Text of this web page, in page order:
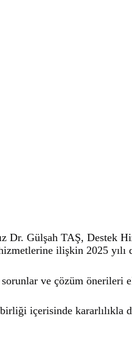
Dr. Gülşah TAŞ, Destek
ilişkin 2025
ve çözüm
içerisinde kararlılıkla